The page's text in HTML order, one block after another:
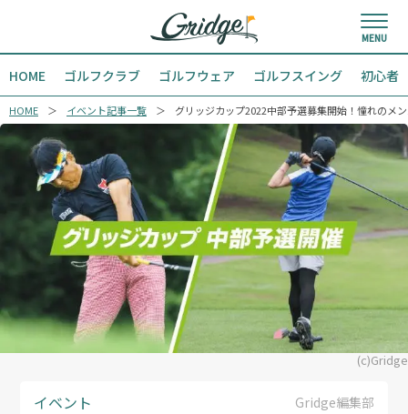
HOME ゴルフクラブ ゴルフウェア ゴルフスイング 初心者
HOME イベント記事一覧 グリッジカップ2022中部予選募集開始！憧れのメ
(c)Gridge
イベント Gridge編集部